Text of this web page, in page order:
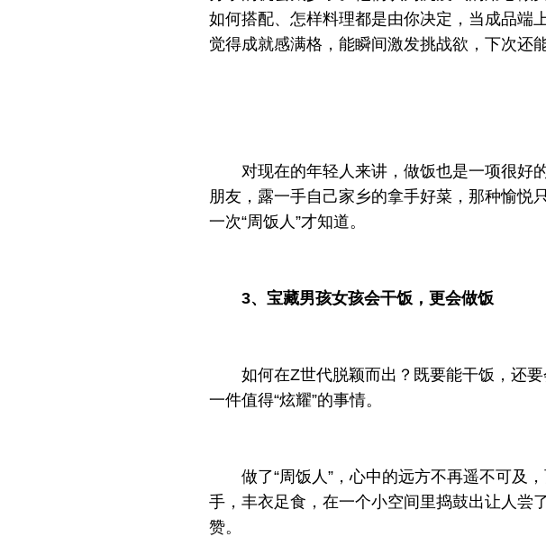
如何搭配、怎样料理都是由你决定，当成品端
觉得成就感满格，能瞬间激发挑战欲，下次还
对现在的年轻人来讲，做饭也是一项很好
朋友，露一手自己家乡的拿手好菜，那种愉悦
一次“周饭人”才知道。
3、宝藏男孩女孩会干饭，更会做饭
如何在Z世代脱颖而出？既要能干饭，还
一件值得“炫耀”的事情。
做了“周饭人”，心中的远方不再遥不可及
手，丰衣足食，在一个小空间里捣鼓出让人尝
赞。